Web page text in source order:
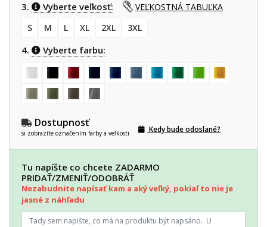
3. Vyberte veľkosť:
VEĽKOSTNÁ TABUĽKA
S
M L XL 2XL 3XL
4. Vyberte farbu:
Dostupnosť
si zobrazíte označením farby a veľkosti Kedy bude odoslané?
Tu napíšte co chcete ZADARMO
PRIDAŤ/ZMENIŤ/ODOBRÁŤ
Nezabudnite napísať kam a aký veľký, pokiaľ to nie je
jasné z náhľadu